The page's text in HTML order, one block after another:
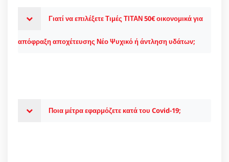
Γιατί να επιλέξετε Τιμές ΤΙΤΑΝ 50€ οικονομικά για
απόφραξη αποχέτευσης Νέο Ψυχικό ή άντληση υδάτων;
Ποια μέτρα εφαρμόζετε κατά του Covid-19;